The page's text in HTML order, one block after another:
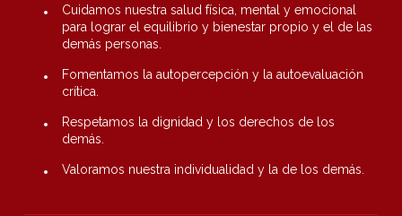
Cuidamos nuestra salud física, mental y emocional
para lograr el equilibrio y bienestar propio y el de las
demás personas.
Fomentamos la autopercepción y la autoevaluación
crítica.
Respetamos la dignidad y los derechos de los
demás.
Valoramos nuestra individualidad y la de los demás.